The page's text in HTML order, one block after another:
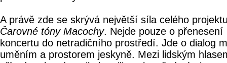
A právě zde se skrývá největší síla celého
Čarovné tóny Macochy. Nejde pouze o přenesení
koncertu do netradičního prostředí. Jde o dialog
uměním a prostorem jeskyně. Mezi lidským